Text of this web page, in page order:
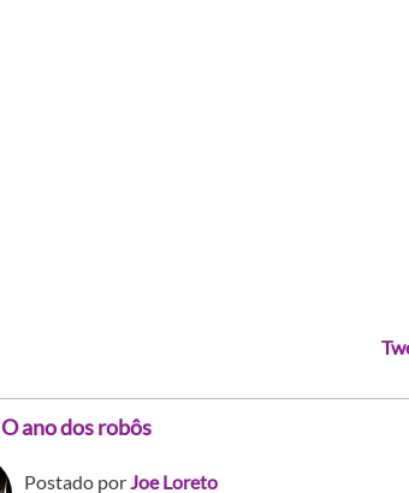
O ano dos robôs
Postado porJoe Loreto